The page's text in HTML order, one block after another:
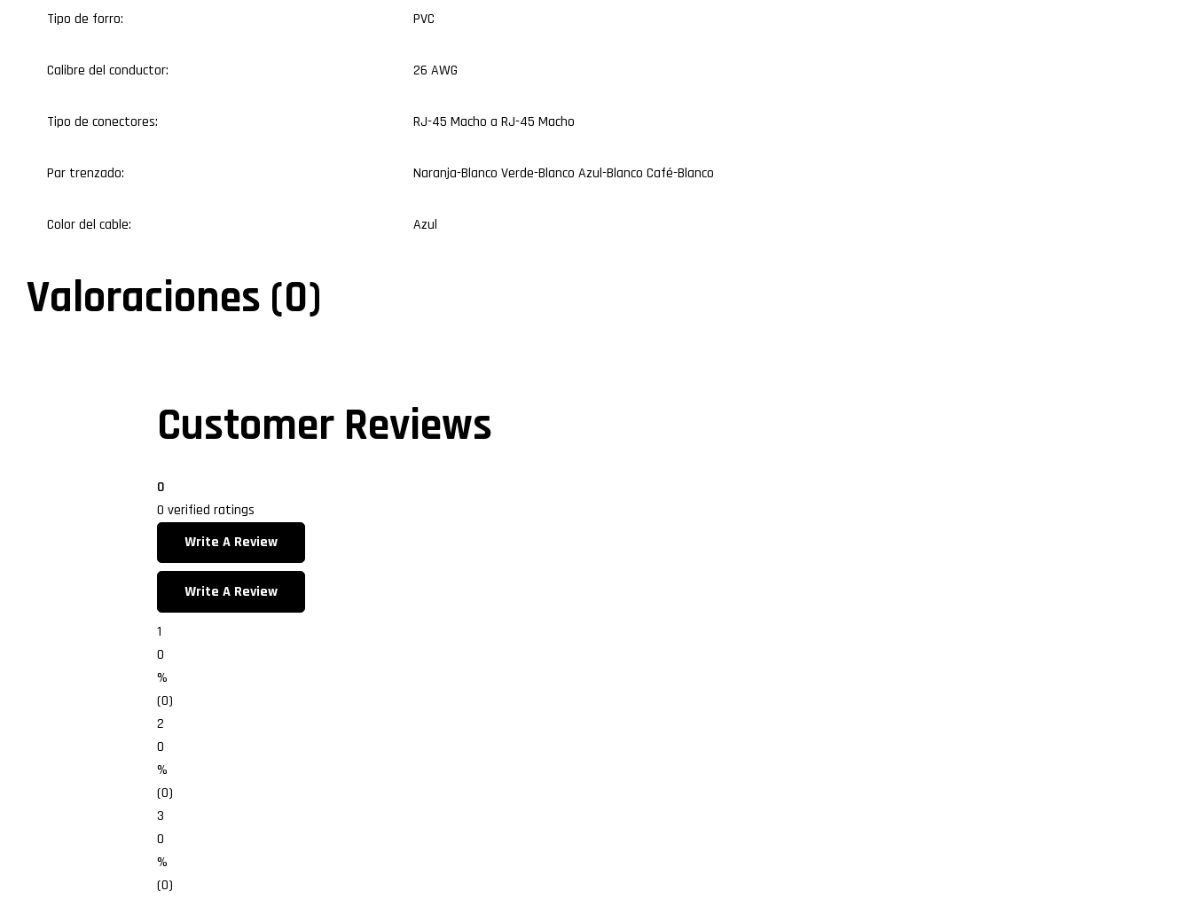
Tipo de forro: PVC
Calibre del conductor: 26 AWG
Tipo de conectores: RJ-45 Macho a RJ-45 Macho
Par trenzado: Naranja-Blanco Verde-Blanco Azul-Blanco Café-Blanco
Color del cable: Azul
Valoraciones (0)
Customer Reviews
0
0 verified ratings
Write A Review
Write A Review
1
0
%
(0)
2
0
%
(0)
3
0
%
(0)